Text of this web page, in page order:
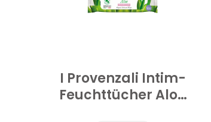
I Provenzali Intim-
Feuchttücher Aloe